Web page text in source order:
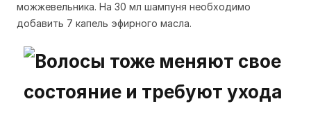
можжевельника. На 30 мл шампуня необходимо
добавить 7 капель эфирного масла.